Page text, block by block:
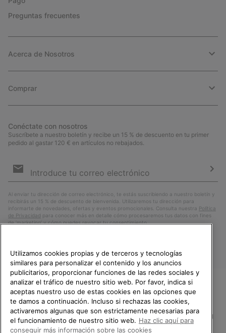
Preguntas frecuentes
Acerca de Nosotros
Comprar
Conéctate con nosotros
Suscríbete a nuestro boletín y recibe un 15 % de descuento en tu primer
pedido al gastar 120 € en artículos no rebajados.
de
Al enviar tu dirección de correo electrónico, te estás suscribiendo a nuestro boletín y
recibirás un 15 % de descuento de bienvenida. Utilizaremos tu dirección para
informarte de novedades, ofertas y eventos promocionales. Consulta nuestra Política
de Privacidad para conocer más en detalle cómo procesaremos tus datos con fines
de ’marketing’ y cómo puedes revocar tu consentimiento.
España
TE DAMOS LA BIENVENIDA A
SOREL.
POR FAVOR, SELECCIONA TU
PAÍS.
Utilizamos cookies propias y de terceros y tecnologías
similares para personalizar el contenido y los anuncios
publicitarios, proporcionar funciones de las redes sociales y
analizar el tráfico de nuestro sitio web. Por favor, indica si
aceptas nuestro uso de estas cookies en las opciones que
te damos a continuación. Incluso si rechazas las cookies,
activaremos algunas que son estrictamente necesarias para
el funcionamiento de nuestro sitio web. Haz clic aquí para
conseguir más información sobre las cookies